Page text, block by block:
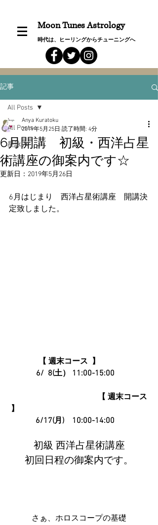
Moon Tunes Astrology
時代は、ヒーリングからチューニングへ
記事
All Posts
星詠み
All Posts
6月開講 初級・西洋占星
術講座の御案内です☆
Anya Kuratoku
2019年5月25日 読了時間: 4分
更新日： 2019年5月26日
6月はじまり　西洋占星術講座　開講決
定致しました。
【 週末コース  】
6/  8(土） 11:00-15:00
】
6/17(月)　10:00-14:00
初級 西洋占星術講座
初回日程の御案内です。
さぁ、ホロスコープの基礎